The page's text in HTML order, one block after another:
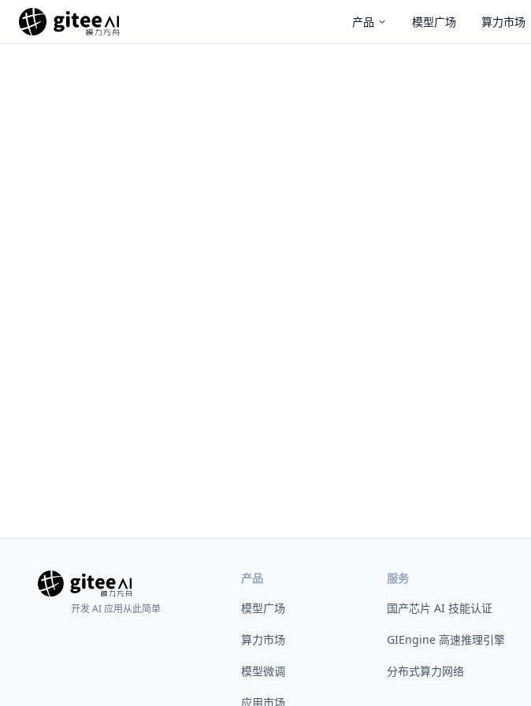
产品 模型广场 算力市场
开发 AI 应用从此简单
产品
模型广场
算力市场
模型微调
应用市场
服务
国产芯片 AI 技能认证
GIEngine 高速推理引擎
分布式算力网络